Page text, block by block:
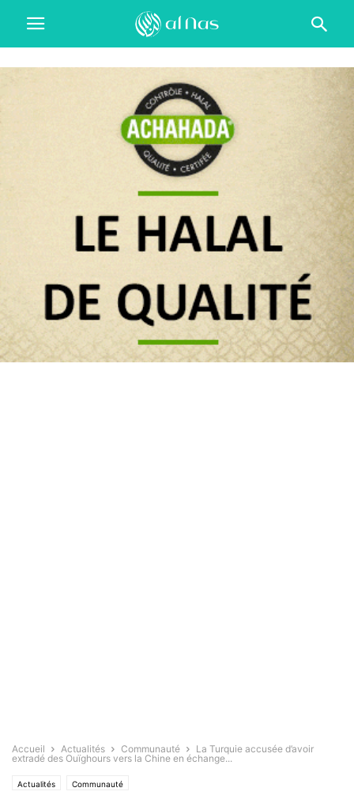
Accueil Actualités Communauté
La Turquie accusée d’avoir
extradé des Ouïghours vers la Chine en échange...
Actualités Communauté